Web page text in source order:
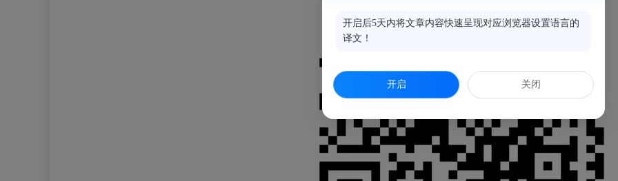
开启后5天内将文章内容快速呈现对应浏览器设置语言的
译文！
开启 关闭